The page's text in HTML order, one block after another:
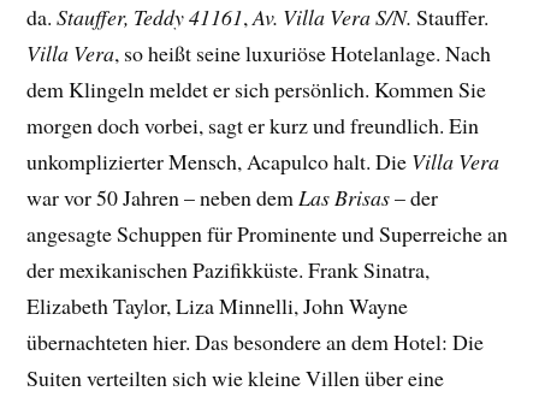
da.Stauffer, Teddy 41161,Av. Villa Vera S/N. Stauffer.
Villa Vera, so heißt seine luxuriöse Hotelanlage. Nach
dem Klingeln meldet er sich persönlich. Kommen Sie
morgen doch vorbei, sagt er kurz und freundlich. Ein
unkomplizierter Mensch, Acapulco halt. Die Villa Vera
war vor 50 Jahren – neben dem Las Brisas– der
angesagte Schuppen für Prominente und Superreiche an
der mexikanischen Pazifikküste. Frank Sinatra,
Elizabeth Taylor, Liza Minnelli, John Wayne
übernachteten hier. Das besondere an dem Hotel: Die
Suiten verteilten sich wie kleine Villen über eine